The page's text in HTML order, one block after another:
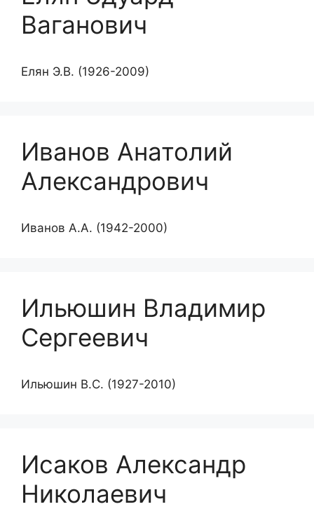
Ваганович
Елян Э.В. (1926-2009)
Иванов Анатолий
Александрович
Иванов А.А. (1942-2000)
Ильюшин Владимир
Сергеевич
Ильюшин В.С. (1927-2010)
Исаков Александр
Николаевич